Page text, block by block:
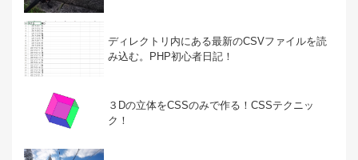
ディレクトリ内にある最新のCSVファイルを読
み込む。PHP初心者日記！
３Dの立体をCSSのみで作る！CSSテクニッ
ク！